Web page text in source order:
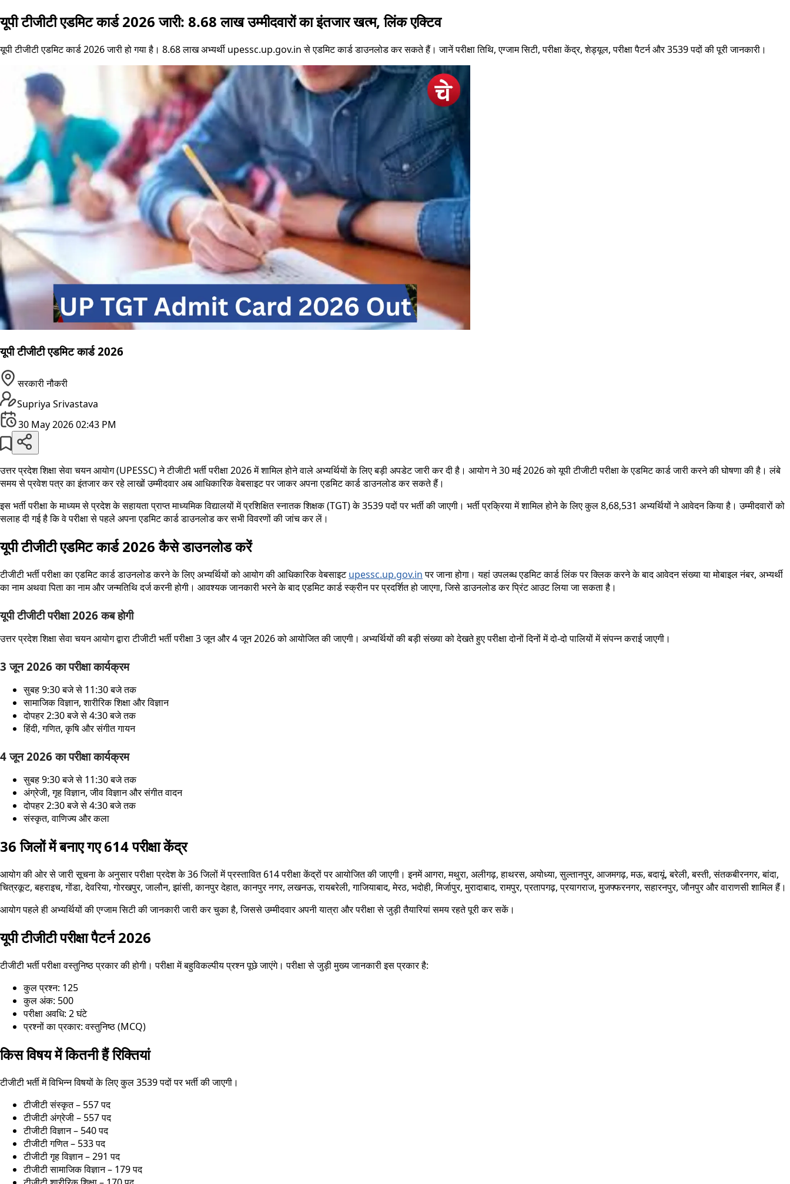
यूपी टीजीटी एडमिट कार्ड 2026 जारी: 8.68 लाख उम्मीदवारों का इंतजार खत्म, लिंक एक्टिव
यूपी टीजीटी एडमिट कार्ड 2026 जारी हो गया है। 8.68 लाख अभ्यर्थी upessc.up.gov.in से एडमिट कार्ड डाउनलोड कर सकते हैं। जानें परीक्षा तिथि, एग्जाम सिटी, परीक्षा केंद्र, शेड्यूल, परीक्षा पैटर्न और 3539 पदों की पूरी जानकारी।
यूपी टीजीटी एडमिट कार्ड 2026
सरकारी नौकरी
Supriya Srivastava
30 May 2026 02:43 PM
उत्तर प्रदेश शिक्षा सेवा चयन आयोग (UPESSC) ने टीजीटी भर्ती परीक्षा 2026 में शामिल होने वाले अभ्यर्थियों के लिए बड़ी अपडेट जारी कर दी है। आयोग ने 30 मई 2026 को यूपी टीजीटी परीक्षा के एडमिट कार्ड जारी करने की घोषणा की है। लंबे
समय से प्रवेश पत्र का इंतजार कर रहे लाखों उम्मीदवार अब आधिकारिक वेबसाइट पर जाकर अपना एडमिट कार्ड डाउनलोड कर सकते हैं।
इस भर्ती परीक्षा के माध्यम से प्रदेश के सहायता प्राप्त माध्यमिक विद्यालयों में प्रशिक्षित स्नातक शिक्षक (TGT) के 3539 पदों पर भर्ती की जाएगी। भर्ती प्रक्रिया में शामिल होने के लिए कुल 8,68,531 अभ्यर्थियों ने आवेदन किया है। उम्मीदवारों को
सलाह दी गई है कि वे परीक्षा से पहले अपना एडमिट कार्ड डाउनलोड कर सभी विवरणों की जांच कर लें।
यूपी टीजीटी एडमिट कार्ड 2026 कैसे डाउनलोड करें
टीजीटी भर्ती परीक्षा का एडमिट कार्ड डाउनलोड करने के लिए अभ्यर्थियों को आयोग की आधिकारिक वेबसाइटupessc.up.gov.inपर जाना होगा। यहां उपलब्ध एडमिट कार्ड लिंक पर क्लिक करने के बाद आवेदन संख्या या मोबाइल नंबर, अभ्यर्थी
का नाम अथवा पिता का नाम और जन्मतिथि दर्ज करनी होगी। आवश्यक जानकारी भरने के बाद एडमिट कार्ड स्क्रीन पर प्रदर्शित हो जाएगा, जिसे डाउनलोड कर प्रिंट आउट लिया जा सकता है।
यूपी टीजीटी परीक्षा 2026 कब होगी
उत्तर प्रदेश शिक्षा सेवा चयन आयोग द्वारा टीजीटी भर्ती परीक्षा 3 जून और 4 जून 2026 को आयोजित की जाएगी। अभ्यर्थियों की बड़ी संख्या को देखते हुए परीक्षा दोनों दिनों में दो-दो पालियों में संपन्न कराई जाएगी।
3 जून 2026 का परीक्षा कार्यक्रम
सुबह 9:30 बजे से 11:30 बजे तक
सामाजिक विज्ञान, शारीरिक शिक्षा और विज्ञान
दोपहर 2:30 बजे से 4:30 बजे तक
हिंदी, गणित, कृषि और संगीत गायन
4 जून 2026 का परीक्षा कार्यक्रम
सुबह 9:30 बजे से 11:30 बजे तक
अंग्रेजी, गृह विज्ञान, जीव विज्ञान और संगीत वादन
दोपहर 2:30 बजे से 4:30 बजे तक
संस्कृत, वाणिज्य और कला
36 जिलों में बनाए गए 614 परीक्षा केंद्र
आयोग की ओर से जारी सूचना के अनुसार परीक्षा प्रदेश के 36 जिलों में प्रस्तावित 614 परीक्षा केंद्रों पर आयोजित की जाएगी। इनमें आगरा, मथुरा, अलीगढ़, हाथरस, अयोध्या, सुल्तानपुर, आजमगढ़, मऊ, बदायूं, बरेली, बस्ती, संतकबीरनगर, बांदा,
चित्रकूट, बहराइच, गोंडा, देवरिया, गोरखपुर, जालौन, झांसी, कानपुर देहात, कानपुर नगर, लखनऊ, रायबरेली, गाजियाबाद, मेरठ, भदोही, मिर्जापुर, मुरादाबाद, रामपुर, प्रतापगढ़, प्रयागराज, मुजफ्फरनगर, सहारनपुर, जौनपुर और वाराणसी शामिल हैं।
आयोग पहले ही अभ्यर्थियों की एग्जाम सिटी की जानकारी जारी कर चुका है, जिससे उम्मीदवार अपनी यात्रा और परीक्षा से जुड़ी तैयारियां समय रहते पूरी कर सकें।
यूपी टीजीटी परीक्षा पैटर्न 2026
टीजीटी भर्ती परीक्षा वस्तुनिष्ठ प्रकार की होगी। परीक्षा में बहुविकल्पीय प्रश्न पूछे जाएंगे। परीक्षा से जुड़ी मुख्य जानकारी इस प्रकार है:
कुल प्रश्न: 125
कुल अंक: 500
परीक्षा अवधि: 2 घंटे
प्रश्नों का प्रकार: वस्तुनिष्ठ (MCQ)
किस विषय में कितनी हैं रिक्तियां
टीजीटी भर्ती में विभिन्न विषयों के लिए कुल 3539 पदों पर भर्ती की जाएगी।
टीजीटी संस्कृत – 557 पद
टीजीटी अंग्रेजी – 557 पद
टीजीटी विज्ञान – 540 पद
टीजीटी गणित – 533 पद
टीजीटी गृह विज्ञान – 291 पद
टीजीटी सामाजिक विज्ञान – 179 पद